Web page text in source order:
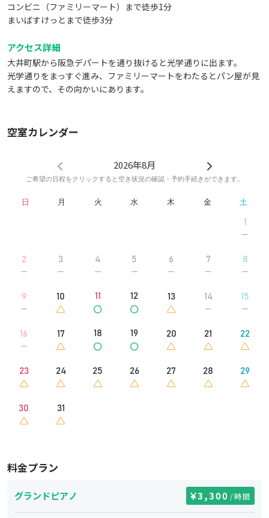
コンビニ（ファミリーマート）まで徒歩1分
まいばすけっとまで徒歩3分
アクセス詳細
大井町駅から阪急デパートを通り抜けると光学通りに出ます。
光学通りをまっすぐ進み、ファミリーマートをわたるとパン屋が見
えますので、その向かいにあります。
空室カレンダー
2026年8月
ご希望の日程をクリックすると空き状況の確認・予約手続きができます。
日 月 火 水 木 金 土
1
2 3 4 5 6 7 8
9 10 11 12 13 14 15
16 17 18 19 20 21 22
23 24 25 26 27 28 29
30 31
料金プラン
グランドピアノ 3,300 /時間